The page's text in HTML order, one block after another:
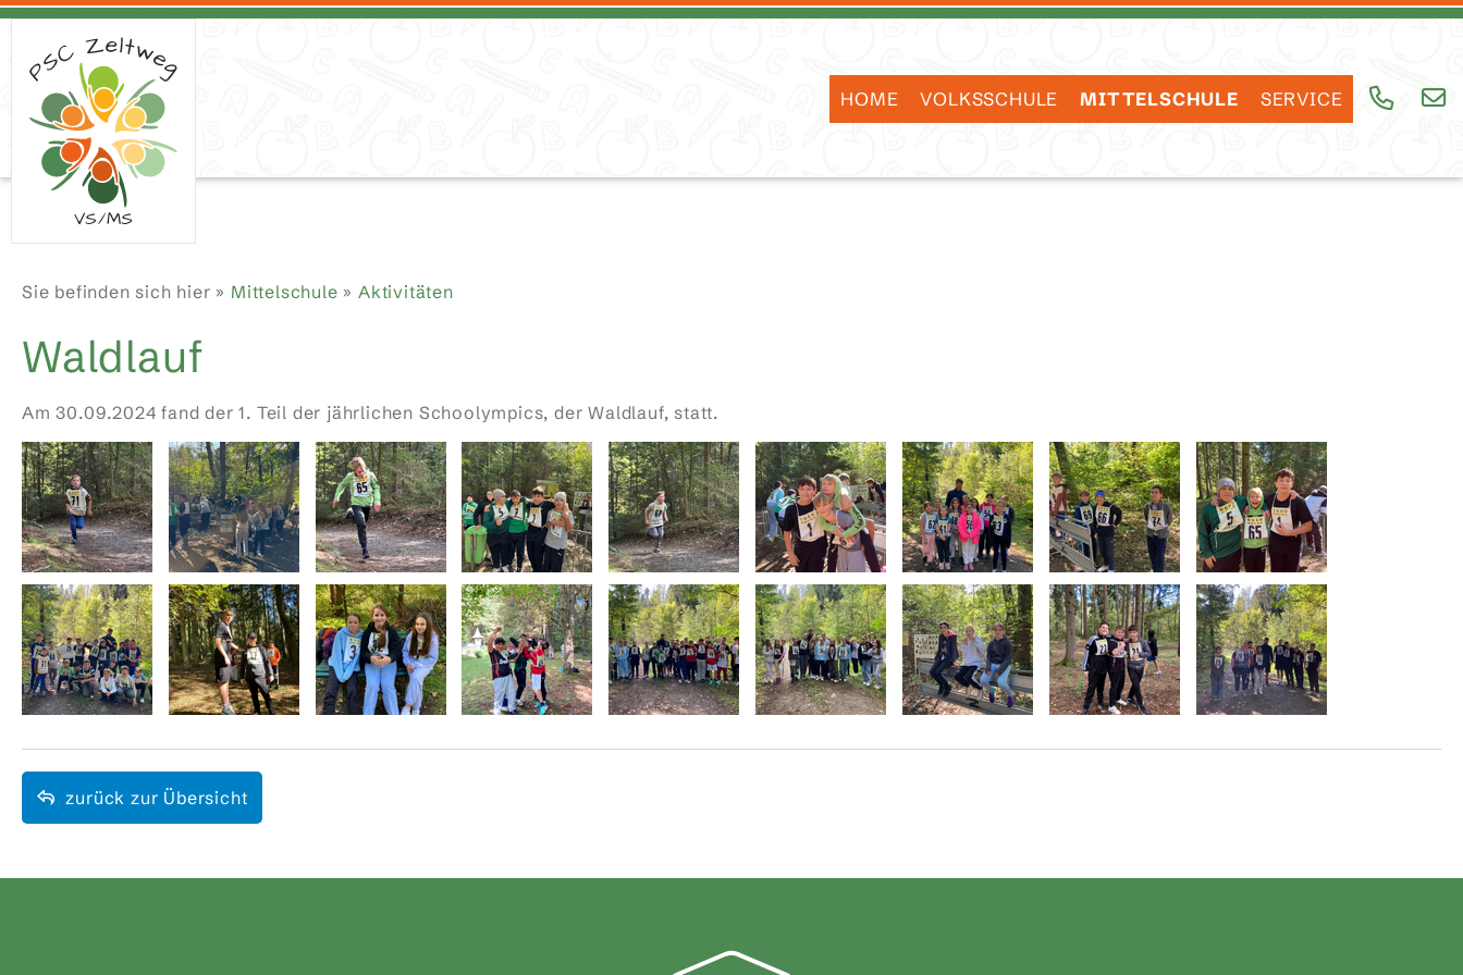
HOME VOLKSSCHULE MITTELSCHULE SERVICE
Sie befinden sich hier » Mittelschule »Aktivitäten
Waldlauf
Am 30.09.2024 fand der 1. Teil der jährlichen Schoolympics, der Waldlauf, statt.
zurück zur Übersicht